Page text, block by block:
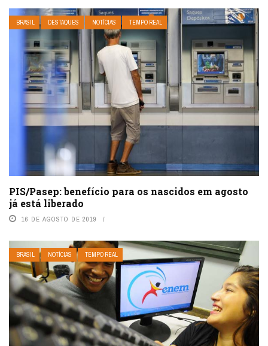
BRASIL DESTAQUES NOTÍCIAS TEMPO REAL
PIS/Pasep: benefício para os nascidos em agosto
já está liberado
16 DE AGOSTO DE 2019
BRASIL NOTÍCIAS TEMPO REAL